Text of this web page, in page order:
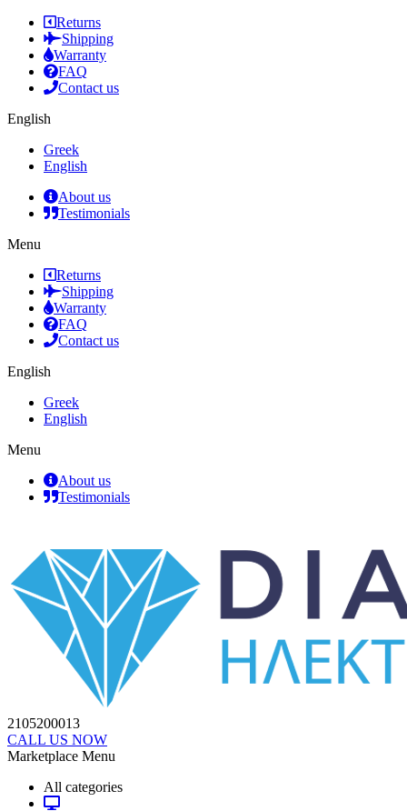
Returns
Shipping
Warranty
FAQ
Contact us
English
Greek
English
About us
Testimonials
Menu
Returns
Shipping
Warranty
FAQ
Contact us
English
Greek
English
Menu
About us
Testimonials
2105200013
CALL US NOW
Marketplace Menu
All categories